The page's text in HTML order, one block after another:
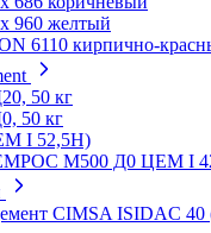
960 желтый
6110 кирпично-
50 кг
50 кг
I 52,5Н)
М500 Д0 ЦЕМ I
CIMSA ISIDAC 40